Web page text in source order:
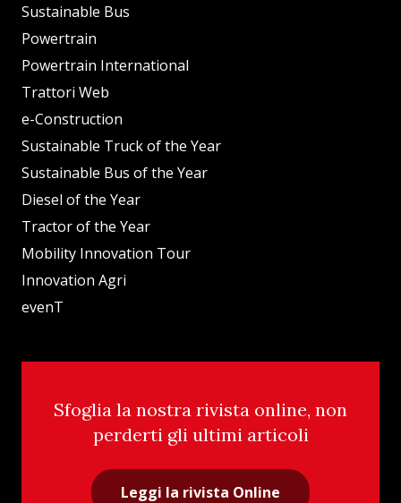
Sustainable Bus
Powertrain
Powertrain International
Trattori Web
e-Construction
Sustainable Truck of the Year
Sustainable Bus of the Year
Diesel of the Year
Tractor of the Year
Mobility Innovation Tour
Innovation Agri
evenT
Sfoglia la nostra rivista online, non
perderti gli ultimi articoli
Leggi la rivista Online